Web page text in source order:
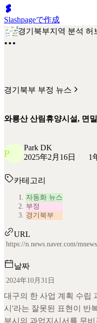
Slashpageで作成
경기북부지역 분석 허
경기북부 부정 뉴스
와룡산 산림휴양시설, 면
P
Park DK
2025年2月16日
1
카테고리
자동화 뉴스
부정
경기북부
URL
https://n.news.naver.com/
날짜
2024年10月31日
대구의 한 사업 계획 수립
시'라는 잘못된 표현이 반
부시의 과업지시서를 무